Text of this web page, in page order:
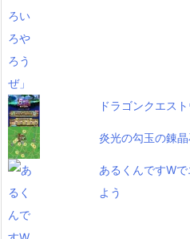
ドラゴンクエス
炎光の勾玉の錬
あるくんですW
よう